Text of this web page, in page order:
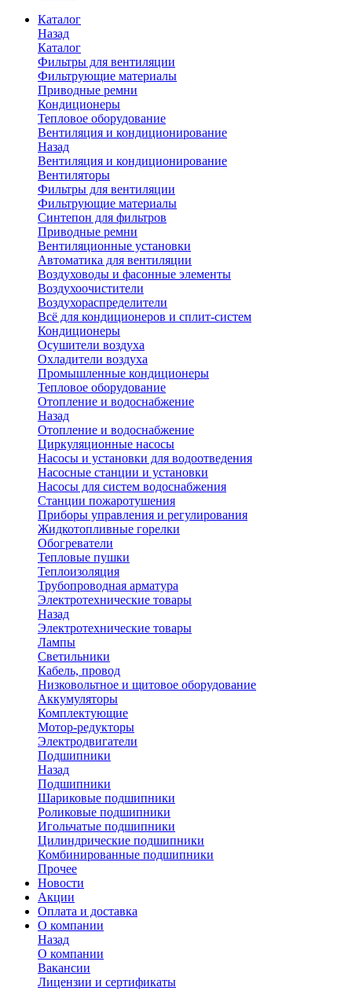
Каталог
Назад
Каталог
Фильтры для вентиляции
Фильтрующие материалы
Приводные ремни
Кондиционеры
Тепловое оборудование
Вентиляция и кондиционирование
Назад
Вентиляция и кондиционирование
Вентиляторы
Фильтры для вентиляции
Фильтрующие материалы
Синтепон для фильтров
Приводные ремни
Вентиляционные установки
Автоматика для вентиляции
Воздуховоды и фасонные элементы
Воздухоочистители
Воздухораспределители
Всё для кондиционеров и сплит-систем
Кондиционеры
Осушители воздуха
Охладители воздуха
Промышленные кондиционеры
Тепловое оборудование
Отопление и водоснабжение
Назад
Отопление и водоснабжение
Циркуляционные насосы
Насосы и установки для водоотведения
Насосные станции и установки
Насосы для систем водоснабжения
Станции пожаротушения
Приборы управления и регулирования
Жидкотопливные горелки
Обогреватели
Тепловые пушки
Теплоизоляция
Трубопроводная арматура
Электротехнические товары
Назад
Электротехнические товары
Лампы
Светильники
Кабель, провод
Низковольтное и щитовое оборудование
Аккумуляторы
Комплектующие
Мотор-редукторы
Электродвигатели
Подшипники
Назад
Подшипники
Шариковые подшипники
Роликовые подшипники
Игольчатые подшипники
Цилиндрические подшипники
Комбинированные подшипники
Прочее
Новости
Акции
Оплата и доставка
О компании
Назад
О компании
Вакансии
Лицензии и сертификаты